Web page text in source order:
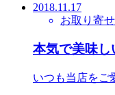
2018.11.17
お取り寄せ
本気で美味し
いつも当店をご